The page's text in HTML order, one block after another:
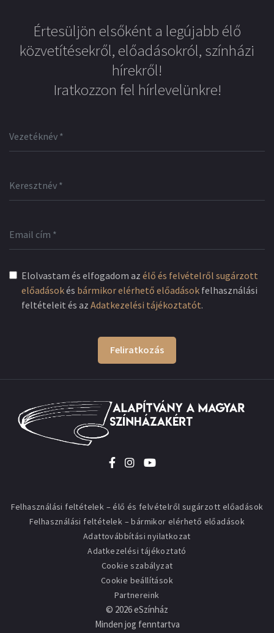
Értesüljön elsőként a legújabb élő
közvetítésekről, előadásokról, színházi
hírekről!
Iratkozzon fel hírlevelünkre!
Elolvastam és elfogadom az élő és felvételről sugárzott
előadásokés bármikor elérhető előadások felhasználási
feltételeit és az Adatkezelési tájékoztatót.
Feliratkozás
Felhasználási feltételek – élő és felvételről sugárzott előadások
Felhasználási feltételek – bármikor elérhető előadások
Adattovábbítási nyilatkozat
Adatkezelési tájékoztató
Cookie szabályzat
Cookie beállítások
Partnereink
© 2026eSzínház
Minden jog fenntartva